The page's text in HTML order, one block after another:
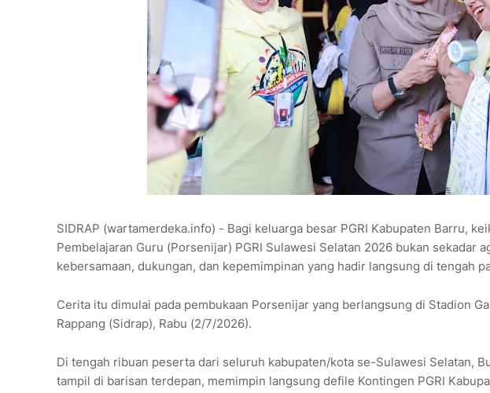
SIDRAP (wartamerdeka.info) - Bagi keluarga besar PGRI Kabupaten Barru,
Pembelajaran Guru (Porsenijar) PGRI Sulawesi Selatan 2026 bukan sekadar
kebersamaan, dukungan, dan kepemimpinan yang hadir langsung di tengah
Cerita itu dimulai pada pembukaan Porsenijar yang berlangsung di Stadion
Rappang (Sidrap), Rabu (2/7/2026).
Di tengah ribuan peserta dari seluruh kabupaten/kota se-Sulawesi Selatan,
tampil di barisan terdepan, memimpin langsung defile Kontingen PGRI